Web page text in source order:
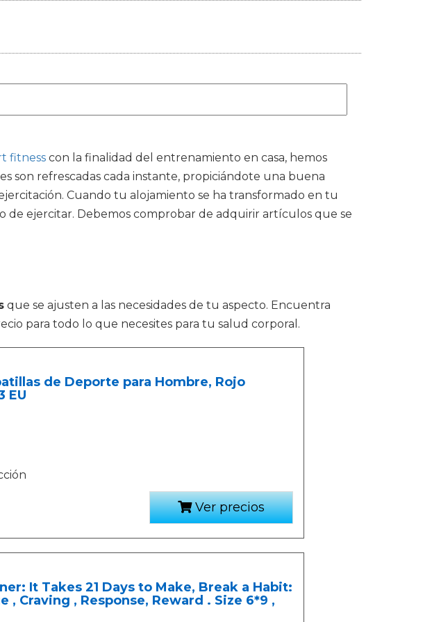
fitness con la finalidad del entrenamiento en casa, hemos
son refrescadas cada instante, propiciándote una buena
Cuando tu alojamiento se ha transformado en tu
de ejercitar. Debemos comprobar de adquirir artículos que se
que se ajusten a las necesidades de tu aspecto. Encuentra
para todo lo que necesites para tu salud corporal.
de Deporte para Hombre, Rojo
EU
Ver precios
It Takes 21 Days to Make, Break a Habit:
, Craving , Response, Reward . Size 6*9 ,